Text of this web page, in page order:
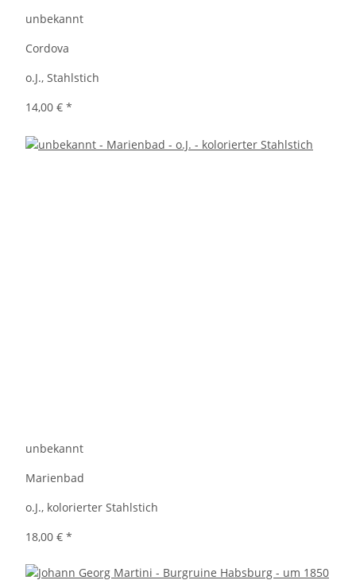
unbekannt
Cordova
o.J., Stahlstich
14,00 € *
unbekannt
Marienbad
o.J., kolorierter Stahlstich
18,00 € *